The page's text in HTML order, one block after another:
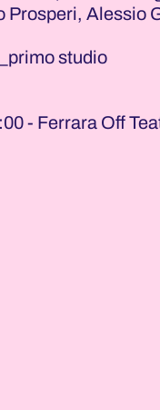
Prosperi, Alessio
studio
- Ferrara Off